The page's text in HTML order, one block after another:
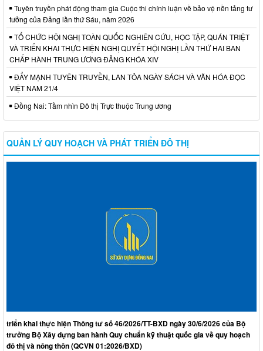
Tuyên truyền phát động tham gia Cuộc thi chính luận về bảo vệ nền tảng tư
tưởng của Đảng lần thứ Sáu, năm 2026
TỔ CHỨC HỘI NGHỊ TOÀN QUỐC NGHIÊN CỨU, HỌC TẬP, QUÁN TRIỆT
VÀ TRIỂN KHAI THỰC HIỆN NGHỊ QUYẾT HỘI NGHỊ LẦN THỨ HAI BAN
CHẤP HÀNH TRUNG ƯƠNG ĐẢNG KHÓA XIV
ĐẨY MẠNH TUYÊN TRUYỀN, LAN TỎA NGÀY SÁCH VÀ VĂN HÓA ĐỌC
VIỆT NAM 21/4
Đồng Nai: Tầm nhìn Đô thị Trực thuộc Trung ương
QUẢN LÝ QUY HOẠCH VÀ PHÁT TRIỂN ĐÔ THỊ
triển khai thực hiện Thông tư số 46/2026/TT-BXD ngày 30/6/2026 của Bộ
trưởng Bộ Xây dựng ban hành Quy chuẩn kỹ thuật quốc gia về quy hoạch
đô thị và nông thôn (QCVN 01:2026/BXD)